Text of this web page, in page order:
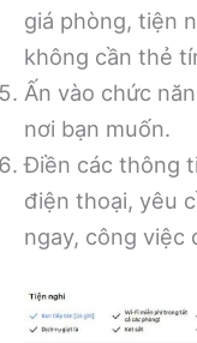
giá phòng, tiện
không cần thẻ
Ấn vào chức
nơi bạn muốn.
Điền các thông
điện thoại, yêu
ngay, công việc